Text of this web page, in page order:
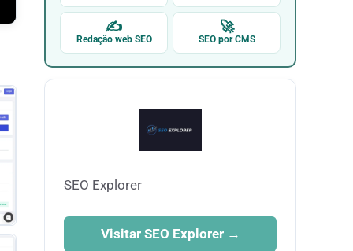
✍
Redação web SEO
🚀
SEO por CMS
SEO Explorer
Visitar SEO Explorer →